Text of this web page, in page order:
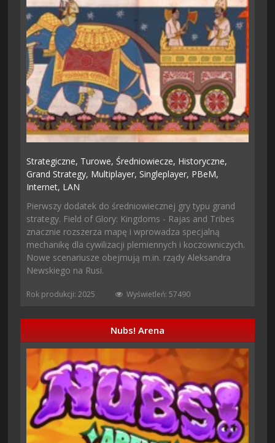
Strategiczne, Turowe,Średniowiecze, Historyczne,
Grand Strategy, Multiplayer,Singleplayer, PBeM,
Internet, LAN
Pierwszy dodatek do średniowiecznej gry typu grand
strategy. Field of Glory: Kingdoms - Rajas and Tribes
znacznie rozszerza mapę i wprowadza specjalną
mechanikę dla cywilizacji plemiennych i koczowniczych.
Nowe scenariusze obejmują m.in. rządy Aleksandra
Newskiego na Rusi.
Rok produkcji: 2025 Wyświetleń: 57490
Nubs! Arena